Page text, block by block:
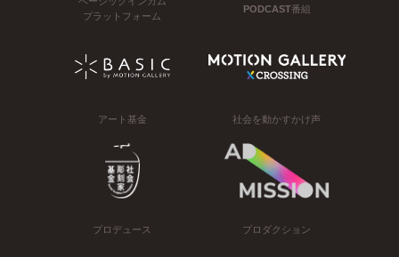
プラットフォーム
PODCAST番組
アート基金 社会を動かすかけ声
プロデュース プロダクション